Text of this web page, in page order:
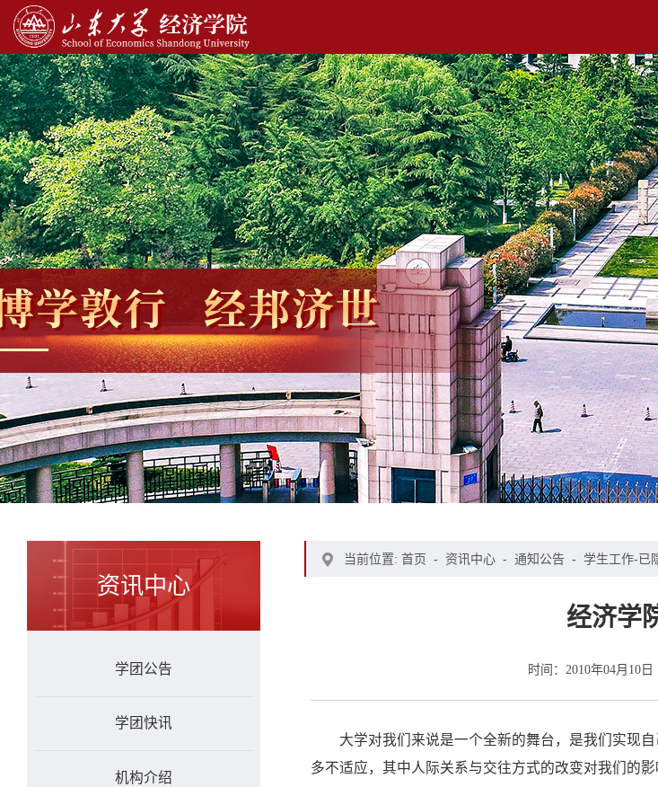
资讯中心
学团公告
学团快讯
机构介绍
当前位置: 首页 - 资讯中心 - 通知公告 - 学生工作-已
经济学
时间： 2010年04月10日
大学对我们来说是一个全新的舞台，是我们实现
多不适应，其中人际关系与交往方式的改变对我们的